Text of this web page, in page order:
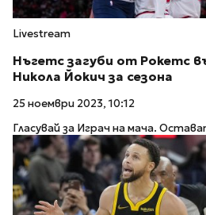
Livestream
Нъгетс загуби от Рокетс
Никола Йокич за сезона
25 ноември 2023, 10:12
Гласувай за Играч на мача.